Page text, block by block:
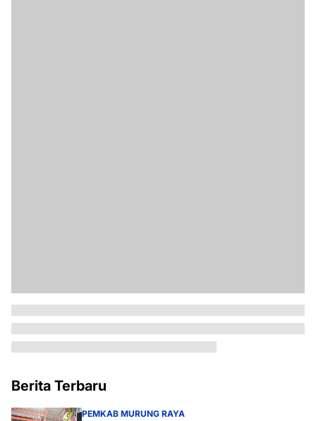
Berita Terbaru
PEMKAB MURUNG RAYA